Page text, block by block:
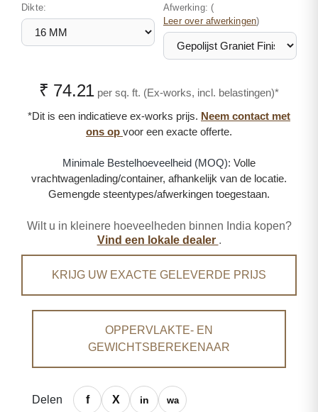
Dikte: Afwerking: (
Leer over afwerkingen)
₹ 74.21 per sq. ft. (Ex-works, incl. belastingen)*
*Dit is een indicatieve ex-works prijs. Neem contact met
ons op voor een exacte offerte.
Minimale Bestelhoeveelheid (MOQ): Volle
vrachtwagenlading/container, afhankelijk van de locatie.
Gemengde steentypes/afwerkingen toegestaan.
Wilt u in kleinere hoeveelheden binnen India kopen?
Vind een lokale dealer .
KRIJG UW EXACTE GELEVERDE PRIJS
OPPERVLAKTE- EN
GEWICHTSBEREKENAAR
Delen